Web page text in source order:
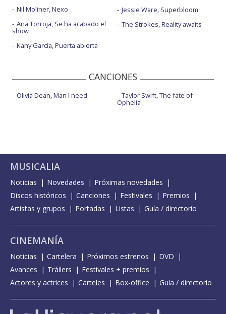
Nil Moliner, Nexo
Ana Torroja, Se ha acabado el
show
Kany García, Puerta abierta
Jessie Ware, Superbloom
The Strokes, Reality awaits
CANCIONES
Olivia Dean, Man I need Taylor Swift, The fate of
Ophelia
MUSICALIA
Noticias Novedades
Próximas novedades
Discos históricos
Canciones Festivales
Premios
Artistas y grupos
Portadas Listas Guía / directorio
CINEMANÍA
Noticias Cartelera Próximos estrenos
DVD
Avances
Tráilers
Festivales + premios
Actores y actrices
Carteles Box-office Guía / directorio